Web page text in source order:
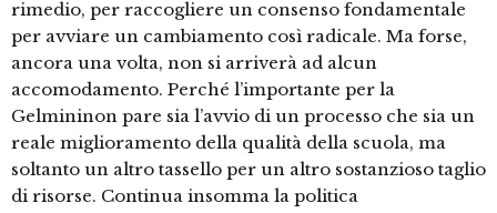
rimedio, per raccogliere un consenso fondamentale
per avviare un cambiamento così radicale. Ma forse,
ancora una volta, non si arriverà ad alcun
accomodamento. Perché l’importante per la
Gelmininon pare sia l’avvio di un processo che sia un
reale miglioramento della qualità della scuola, ma
soltanto un altro tassello per un altro sostanzioso taglio
di risorse. Continua insomma la politica